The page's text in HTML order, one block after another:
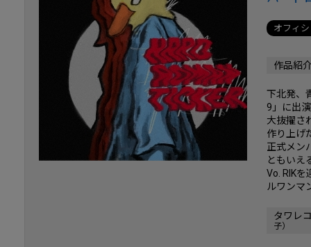
オフィ
作品紹
下北発、
9」に出
大抜擢さ
作り上げ
正式メン
ともいえ
Vo. RIK
ルワンマ
タワレ
子）